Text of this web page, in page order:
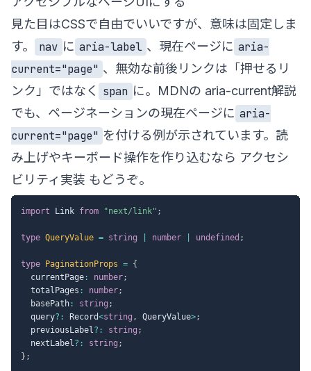
見た目はCSSで自由でいいですが、意味は固定しま
す。
nav に aria-label 、現在ページに aria-
current="page" 、無効な前後リンクは「押せるリ
ンク」ではなく span に。MDNの aria-current解説
でも、ページネーションの現在ページに aria-
current="page" を付ける例が示されています。読
み上げやキーボード操作を作り込むなら アクセシ
ビリティ実装 もどうぞ。
import Link from "next/link" ;
type QueryValue = string number undefined ;
type PaginationProps = {
  currentPage
: number;
  totalPages
: number;
  basePath
: string ;
  query
? : Record<string , QueryValue>;
  previousLabel
? : string ;
  nextLabel
? : string ;
} ;